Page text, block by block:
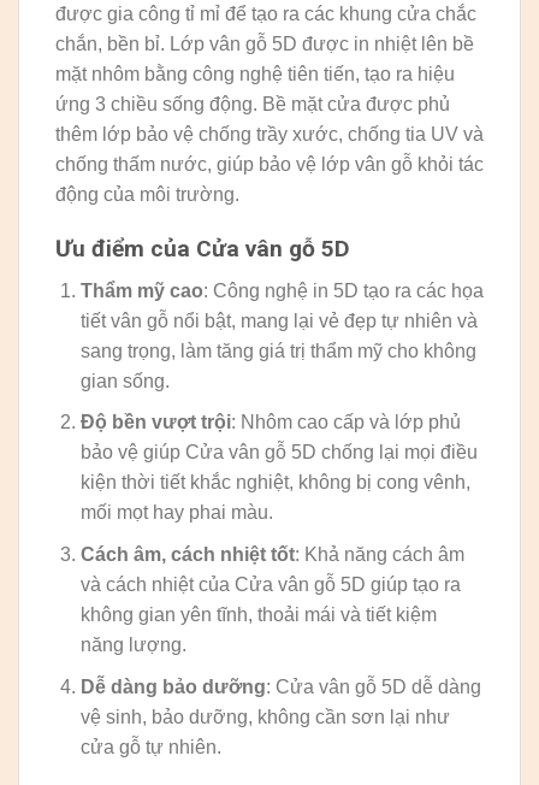
được gia công tỉ mỉ để tạo ra các khung cửa chắc
chắn, bền bỉ. Lớp vân gỗ 5D được in nhiệt lên bề
mặt nhôm bằng công nghệ tiên tiến, tạo ra hiệu
ứng 3 chiều sống động. Bề mặt cửa được phủ
thêm lớp bảo vệ chống trầy xước, chống tia UV và
chống thấm nước, giúp bảo vệ lớp vân gỗ khỏi tác
động của môi trường.
Ưu điểm của Cửa vân gỗ 5D
Thẩm mỹ cao: Công nghệ in 5D tạo ra các họa
tiết vân gỗ nổi bật, mang lại vẻ đẹp tự nhiên và
sang trọng, làm tăng giá trị thẩm mỹ cho không
gian sống.
Độ bền vượt trội: Nhôm cao cấp và lớp phủ
bảo vệ giúp Cửa vân gỗ 5D chống lại mọi điều
kiện thời tiết khắc nghiệt, không bị cong vênh,
mối mọt hay phai màu.
Cách âm, cách nhiệt tốt: Khả năng cách âm
và cách nhiệt của Cửa vân gỗ 5D giúp tạo ra
không gian yên tĩnh, thoải mái và tiết kiệm
năng lượng.
Dễ dàng bảo dưỡng: Cửa vân gỗ 5D dễ dàng
vệ sinh, bảo dưỡng, không cần sơn lại như
cửa gỗ tự nhiên.